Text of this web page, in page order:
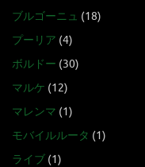
ブルゴーニュ (18)
プーリア (4)
ボルドー (30)
マルケ (12)
マレンマ (1)
モバイルルータ (1)
ライブ (1)